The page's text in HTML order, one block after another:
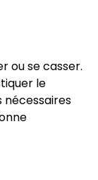
ou se casser.
le